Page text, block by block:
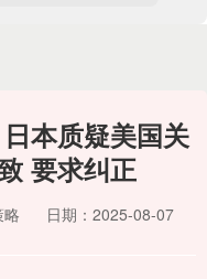
本质疑美国关
要求纠正
日期：2025-08-07